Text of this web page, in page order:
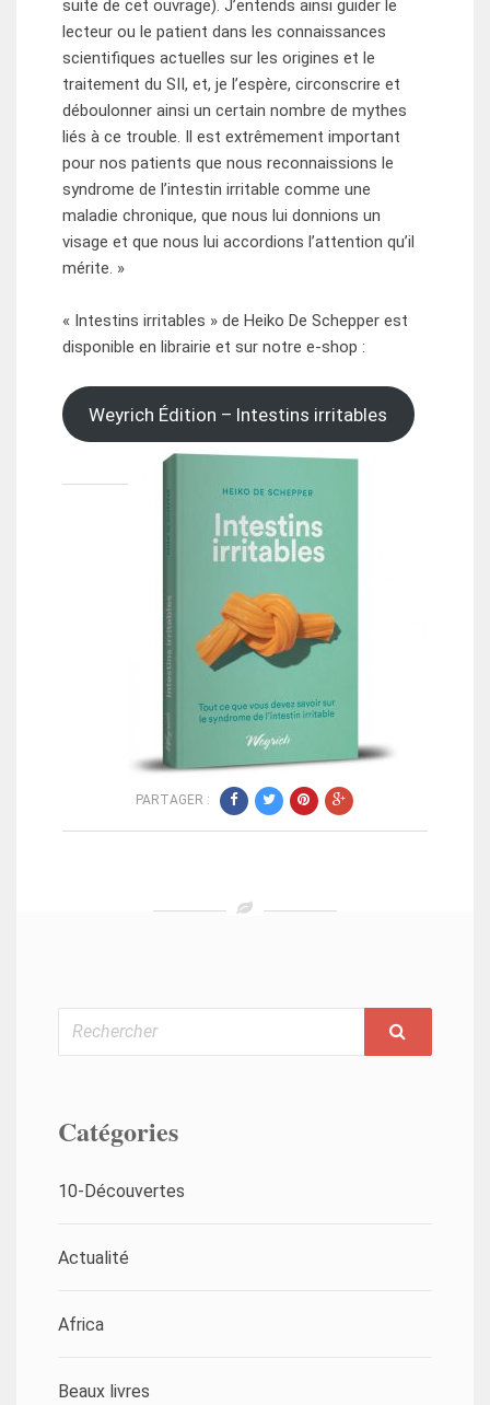
suite de cet ouvrage). J’entends ainsi guider le
lecteur ou le patient dans les connaissances
scientifiques actuelles sur les origines et le
traitement du SII, et, je l’espère, circonscrire et
déboulonner ainsi un certain nombre de mythes
liés à ce trouble. Il est extrêmement important
pour nos patients que nous reconnaissions le
syndrome de l’intestin irritable comme une
maladie chronique, que nous lui donnions un
visage et que nous lui accordions l’attention qu’il
mérite. »
« Intestins irritables » de Heiko De Schepper est
disponible en librairie et sur notre e-shop :
Weyrich Édition – Intestins irritables
PARTAGER :
Rechercher
Catégories
10-Découvertes
Actualité
Africa
Beaux livres